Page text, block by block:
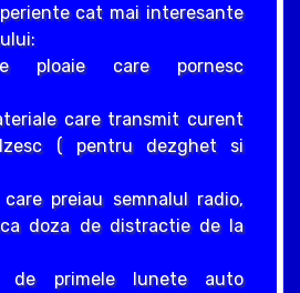
cat mai interesante
ploaie care pornesc
care transmit curent
( pentru dezghet si
preiau semnalul radio,
doza de distractie de la
de primele lunete auto